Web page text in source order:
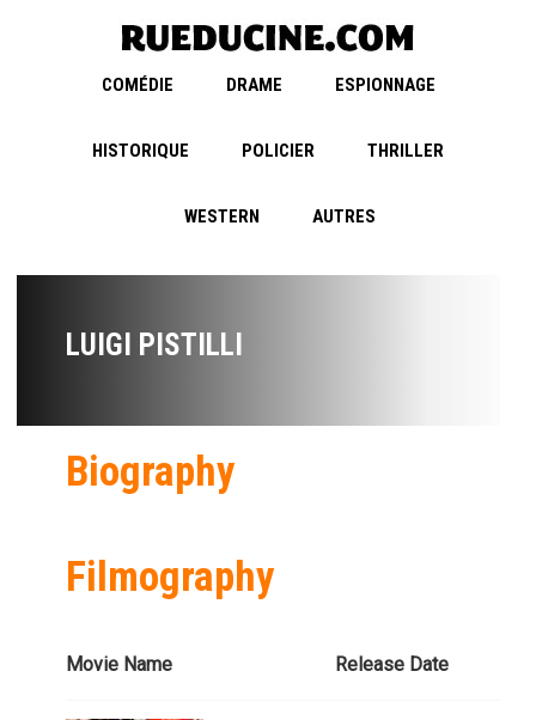
COMÉDIE DRAME ESPIONNAGE
HISTORIQUE POLICIER THRILLER
WESTERN AUTRES
LUIGI PISTILLI
Biography
Filmography
Movie Name Release Date